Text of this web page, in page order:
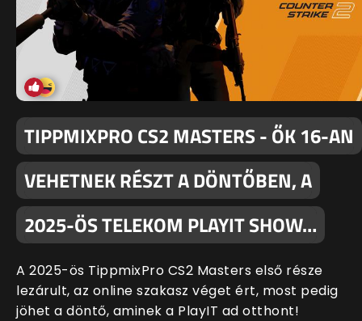
TIPPMIXPRO CS2 MASTERS - ŐK 16-AN
VEHETNEK RÉSZT A DÖNTŐBEN, A
2025-ÖS TELEKOM PLAYIT SHOW…
A 2025-ös TippmixPro CS2 Masters első része
lezárult, az online szakasz véget ért, most pedig
jöhet a döntő, aminek a PlayIT ad otthont!